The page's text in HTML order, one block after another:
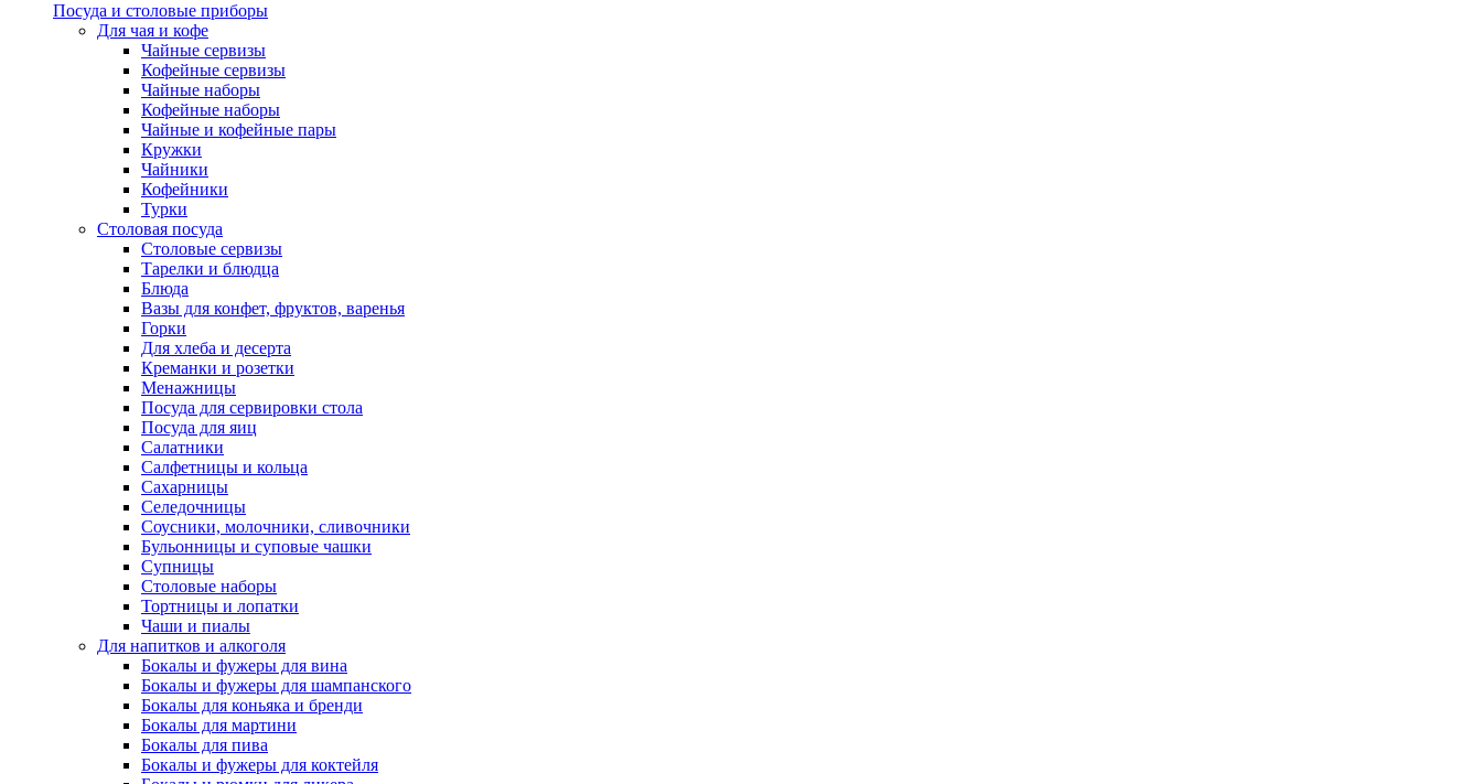
Посуда и столовые приборы
Для чая и кофе
Чайные сервизы
Кофейные сервизы
Чайные наборы
Кофейные наборы
Чайные и кофейные пары
Кружки
Чайники
Кофейники
Турки
Столовая посуда
Столовые сервизы
Тарелки и блюдца
Блюда
Вазы для конфет, фруктов, варенья
Горки
Для хлеба и десерта
Креманки и розетки
Менажницы
Посуда для сервировки стола
Посуда для яиц
Салатники
Салфетницы и кольца
Сахарницы
Селедочницы
Соусники, молочники, сливочники
Бульонницы и суповые чашки
Супницы
Столовые наборы
Тортницы и лопатки
Чаши и пиалы
Для напитков и алкоголя
Бокалы и фужеры для вина
Бокалы и фужеры для шампанского
Бокалы для коньяка и бренди
Бокалы для мартини
Бокалы для пива
Бокалы и фужеры для коктейля